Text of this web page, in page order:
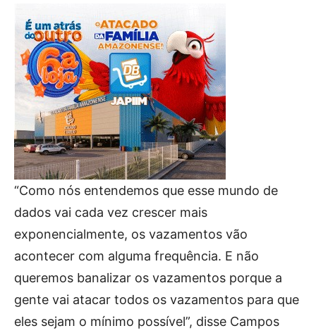
“Como nós entendemos que esse mundo de
dados vai cada vez crescer mais
exponencialmente, os vazamentos vão
acontecer com alguma frequência. E não
queremos banalizar os vazamentos porque a
gente vai atacar todos os vazamentos para que
eles sejam o mínimo possível”, disse Campos